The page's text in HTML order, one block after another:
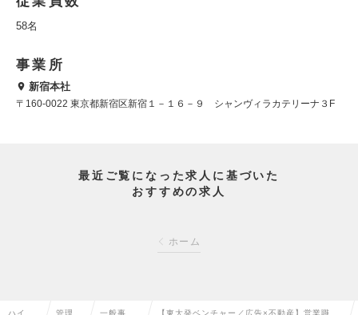
58名
事業所
新宿本社
〒160-0022 東京都新宿区新宿１－１６－９ シャンヴィラカテリーナ３F
最近ご覧になった求人に基づいた
おすすめの求人
ホーム
ハイク 管理部 一般事 【東大発ベンチャー／広告×不動産】営業職じ